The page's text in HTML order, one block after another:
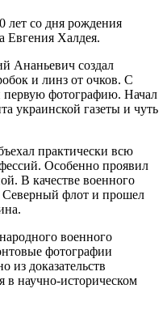
лет со дня рождения
Евгения Халдея.
Ананьевич создал
и линз от очков. С
первую фотографию. Начал
украинской газеты и чуть
практически всю
Особенно проявил
В качестве военного
Северный флот и прошел
военного
фотографии
из доказательств
в научно-историческом